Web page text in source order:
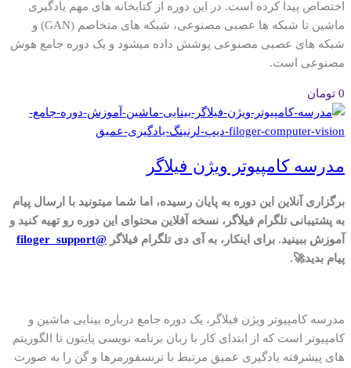
اختصاص پیدا کرده است. در این دوره از کتابخانه های مهم یادگیری
ماشین تا شبکه ها عصبی مصنوعی، شبکه های متخاصم (GAN) و
شبکه های عصبی مصنوعی پوشش داده میشود و یک دوره جامع هوش
مصنوعی است.
0 تومان
مدرسه کامپیوتر ویژن فیلاگر
برگزاری آنلاین این دوره به پایان رسیده، اما شما میتونید با ارسال پیام
به پشتیبانی تلگرام فیلاگر، نسخه آفلاین محتوای این دوره رو تهیه کنید و
آموزش ببینید. برای اینکار، به آی دی تلگرام فیلاگر @filoger_support
پیام بدید🚀.
مدرسه کامپیوتر ویژن فیلاگر، یک دوره جامع درباره بینایی ماشین و
کامپیوتر است که از ابتدای کار با زبان برنامه نویسی پایتون تا الگوریتم
های پیشرفته یادگیری عمیق مرتبط با ترنسفورمرها و گن را به صورت